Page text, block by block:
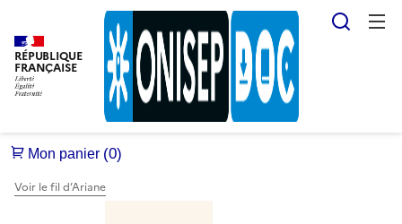
RÉPUBLIQUE
FRANÇAISE
Voir le fil d’Ariane